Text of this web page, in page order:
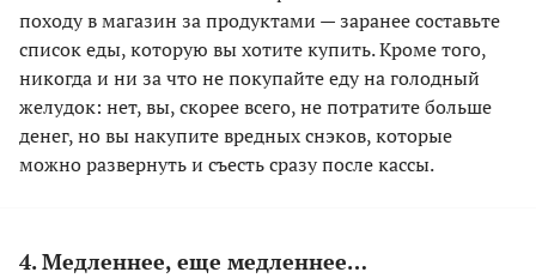
походу в магазин за продуктами — заранее составьте
список еды, которую вы хотите купить. Кроме того,
никогда и ни за что не покупайте еду на голодный
желудок: нет, вы, скорее всего, не потратите больше
денег, но вы накупите вредных снэков, которые
можно развернуть и съесть сразу после кассы.
4. Медленнее, еще медленнее…